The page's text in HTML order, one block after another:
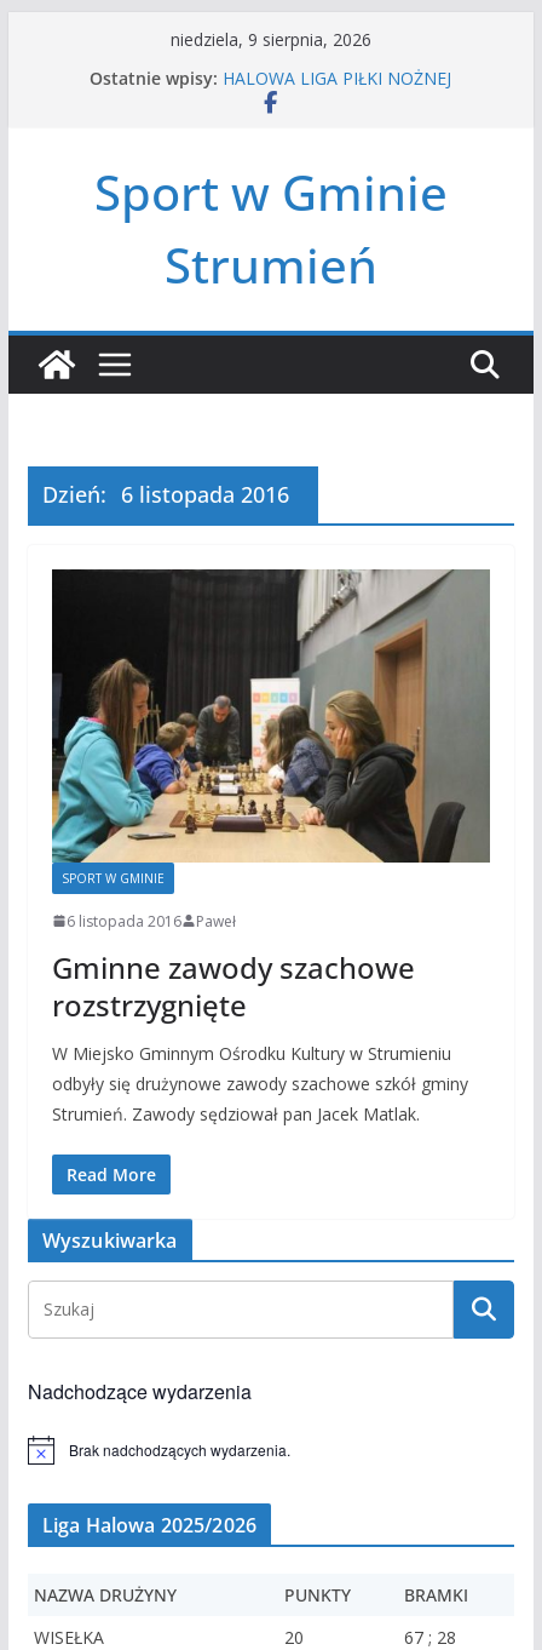
niedziela, 9 sierpnia, 2026
Ostatnie wpisy: HALOWA LIGA PIŁKI NOŻNEJ
LATO W MIEŚCIE’2026
Czwórbój lekkoatletyczny
Sport w Gminie
Strumień
Dzień: 6 listopada 2016
SPORT W GMINIE
6 listopada 2016 Paweł
Gminne zawody szachowe
rozstrzygnięte
W Miejsko Gminnym Ośrodku Kultury w Strumieniu
odbyły się drużynowe zawody szachowe szkół gminy
Strumień. Zawody sędziował pan Jacek Matlak.
Read More
Wyszukiwarka
Nadchodzące wydarzenia
d
m
e
Brak nadchodzących wydarzenia.
Liga Halowa 2025/2026
NAZWA DRUŻYNY PUNKTY
BRAMKI
WISEŁKA
20
67 ; 28